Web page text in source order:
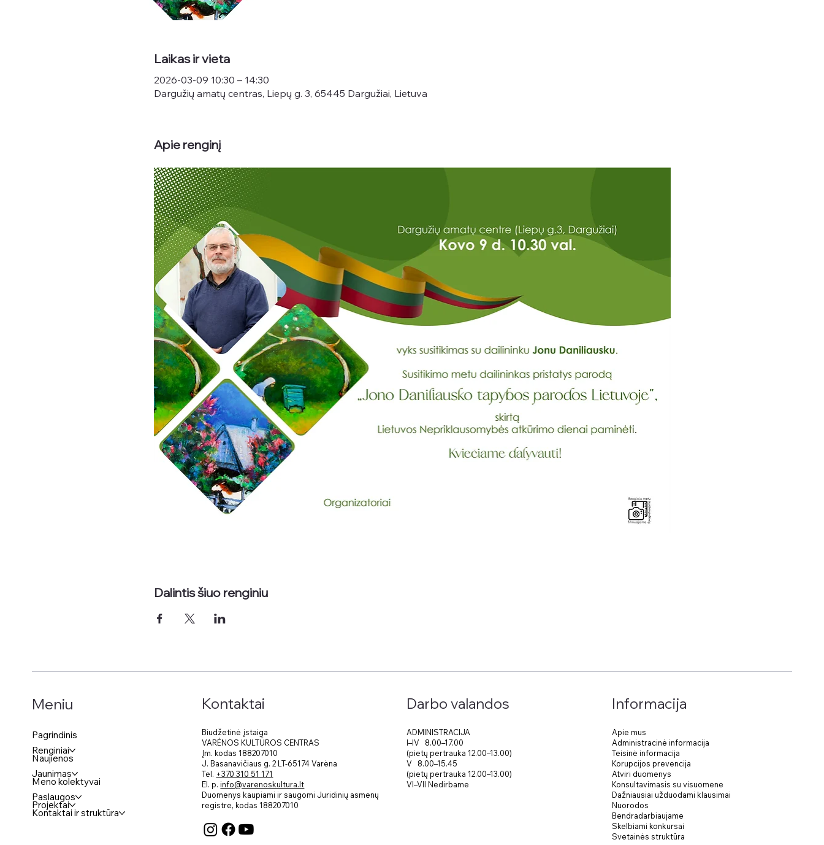
Laikas ir vieta
2026-03-09 10:30 – 14:30
Dargužių amatų centras, Liepų g. 3, 65445 Dargužiai, Lietuva
Apie renginį
Dalintis šiuo renginiu
Meniu
Pagrindinis
Renginiai
Naujienos
Jaunimas
Meno kolektyvai
Paslaugos
Projektai
Kontaktai ir struktūra
Kontaktai
Biudžetinė įstaiga
VARĖNOS KULTŪROS CENTRAS
Įm. kodas 188207010
J. Basanavičiaus g. 2 LT-65174 Varėna
Tel. +370 310 51 171
El. p.info@varenoskultura.lt
Duomenys kaupiami ir saugomi Juridinių asmenų
registre, kodas 188207010
Darbo valandos
ADMINISTRACIJA
I–IV 8.00–17.00
(pietų pertrauka 12.00–13.00)
V 8.00–15.45
(pietų pertrauka 12.00–13.00)
VI–VII Nedirbame
Informacija
Apie mus
Administracinė informacija
Teisinė informacija
Korupcijos prevencija
Atviri duomenys
Konsultavimasis su visuomene
Dažniausiai užduodami klausimai
Nuorodos
Bendradarbiaujame
Skelbiami konkursai
Svetainės struktūra